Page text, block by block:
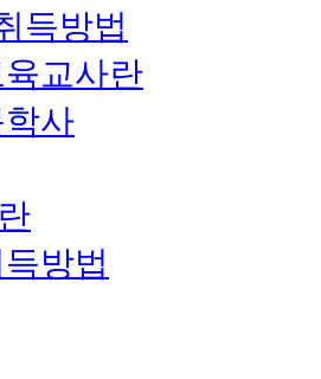
득방법
교사란
사
방법